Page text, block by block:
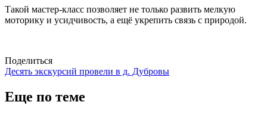
Такой мастер-класс позволяет не только развить мелкую
моторику и усидчивость, а ещё укрепить связь с природой.
Поделиться
Навигация
по
записям
Десять экскурсий провели в д. Дубровы
Еще по теме